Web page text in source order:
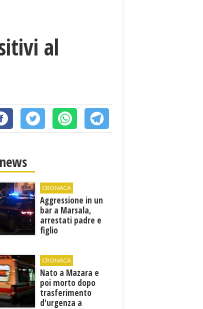
al
CRONACA
Aggressione in un
bar a Marsala,
arrestati padre e
figlio
CRONACA
Nato a Mazara e
poi morto dopo
trasferimento
d'urgenza a